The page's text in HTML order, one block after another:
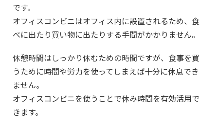
です。
オフィスコンビニはオフィス内に設置されるため、食
べに出たり買い物に出たりする手間がかかりません。
休憩時間はしっかり休むための時間ですが、食事を買
うために時間や労力を使ってしまえば十分に休息でき
ません。
オフィスコンビニを使うことで休み時間を有効活用で
きます。